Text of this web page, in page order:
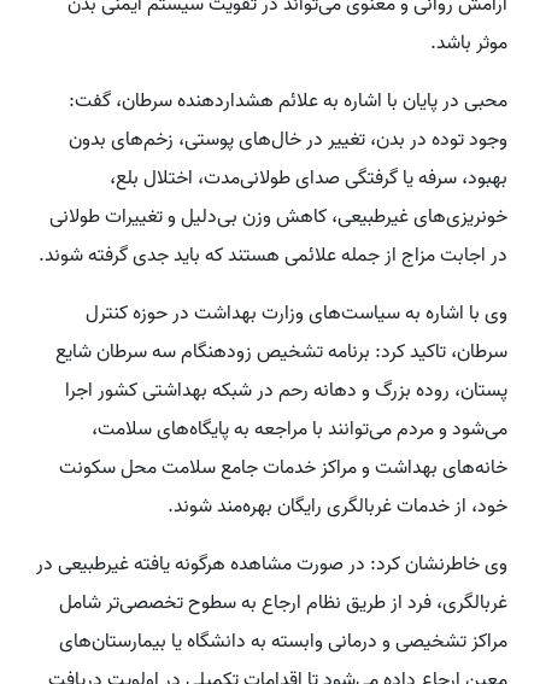
موثر باشد.
محبی در پایان با اشاره به علائم هشداردهنده سرطان، گفت:
وجود توده در بدن، تغییر در خال‌های پوستی، زخم‌های بدون
بهبود، سرفه یا گرفتگی صدای طولانی‌مدت، اختلال بلع،
خونریزی‌های غیرطبیعی، کاهش وزن بی‌دلیل و تغییرات طولانی
در اجابت مزاج از جمله علائمی هستند که باید جدی گرفته شوند.
وی با اشاره به سیاست‌های وزارت بهداشت در حوزه کنترل
سرطان، تاکید کرد: برنامه تشخیص زودهنگام سه سرطان شایع
پستان، روده بزرگ و دهانه رحم در شبکه بهداشتی کشور اجرا
می‌شود و مردم می‌توانند با مراجعه به پایگاه‌های سلامت،
خانه‌های بهداشت و مراکز خدمات جامع سلامت محل سکونت
خود، از خدمات غربالگری رایگان بهره‌مند شوند.
وی خاطرنشان کرد: در صورت مشاهده هرگونه یافته غیرطبیعی در
غربالگری، فرد از طریق نظام ارجاع به سطوح تخصصی‌تر شامل
مراکز تشخیصی و درمانی وابسته به دانشگاه یا بیمارستان‌های